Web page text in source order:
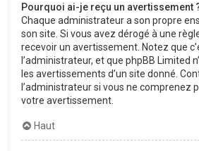
Pourquoi ai-je reçu un avertissement
Chaque administrateur a son propre
son site. Si vous avez dérogé à une
recevoir un avertissement. Notez que
l’administrateur, et que phpBB Limited
les avertissements d’un site donné.
l’administrateur si vous ne comprenez
votre avertissement.
Haut